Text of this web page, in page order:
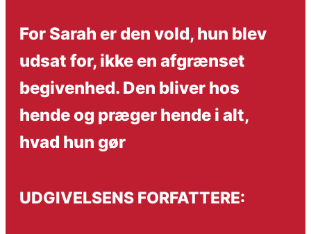
For Sarah er den vold, hun blev
udsat for, ikke en afgrænset
begivenhed. Den bliver hos
hende og præger hende i alt,
hvad hun gør
UDGIVELSENS FORFATTERE: